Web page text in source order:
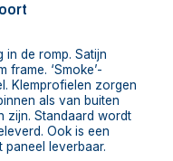
in de romp. Satijn
frame. ‘Smoke’-
Klemprofielen zorgen
als van buiten
zijn. Standaard wordt
Ook is een
paneel leverbaar.